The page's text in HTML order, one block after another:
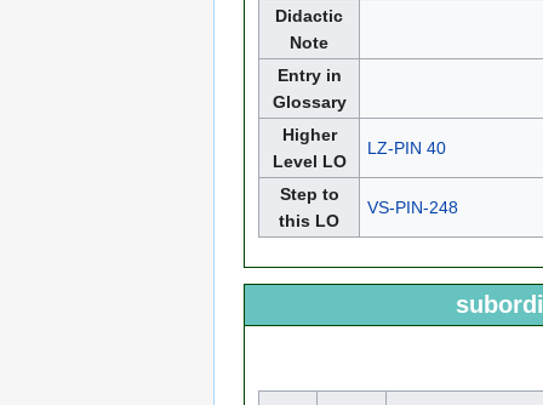
Didactic
Note
Entry in
Glossary
Higher
Level LO
LZ-PIN 40
Step to
this LO
VS-PIN-248